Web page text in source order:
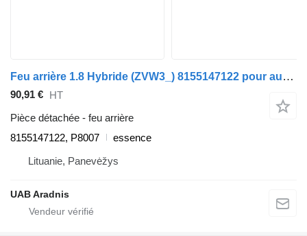
Feu arrière 1.8 Hybride (ZVW3_) 8155147122 pour automobile Toyota PRIUS (_W3_)
90,91 € HT
Pièce détachée - feu arrière
8155147122, P8007
essence
Lituanie, Panevėžys
UAB Aradnis